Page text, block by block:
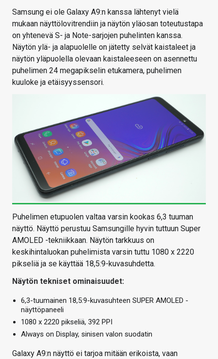
Samsung ei ole Galaxy A9:n kanssa lähtenyt vielä
mukaan näyttölovitrendiin ja näytön yläosan toteutustapa
on yhtenevä S- ja Note-sarjojen puhelinten kanssa.
Näytön ylä- ja alapuolelle on jätetty selvät kaistaleet ja
näytön yläpuolella olevaan kaistaleeseen on asennettu
puhelimen 24 megapikselin etukamera, puhelimen
kuuloke ja etäisyyssensori.
Puhelimen etupuolen valtaa varsin kookas 6,3 tuuman
näyttö. Näyttö perustuu Samsungille hyvin tuttuun Super
AMOLED -tekniikkaan. Näytön tarkkuus on
keskihintaluokan puhelimista varsin tuttu 1080 x 2220
pikseliä ja se käyttää 18,5:9-kuvasuhdetta.
Näytön tekniset ominaisuudet:
6,3-tuumainen 18,5:9-kuvasuhteen SUPER AMOLED -
näyttöpaneeli
1080 x 2220 pikseliä, 392 PPI
Always on Display, sinisen valon suodatin
Galaxy A9:n näyttö ei tarjoa mitään erikoista, vaan